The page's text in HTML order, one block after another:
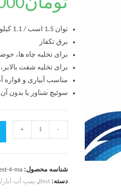
توان 1.5 اسب / 1.1 کیلووات
برق تکفاز
برای تخلیه چاه ها،
برای تخلیه شفت
مناسب آبیاری و فواره
سوئیچ شناور یا بدون
-
+
شناسه محصول:4-ma
دسته:Best
, پمپ آب ابارا